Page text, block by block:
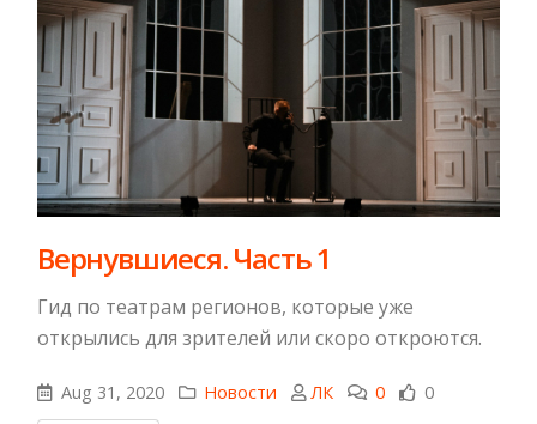
Вернувшиеся. Часть 1
Гид по театрам регионов, которые уже
открылись для зрителей или скоро откроются.
Aug 31, 2020 Новости ЛК 0 0